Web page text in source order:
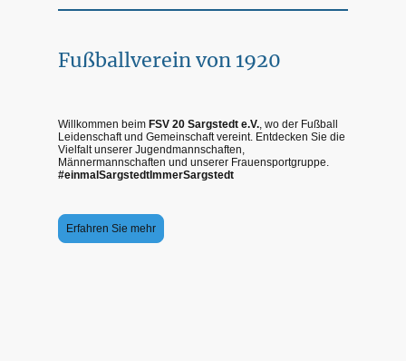
Fußballverein von 1920
Willkommen beim FSV 20 Sargstedt e.V. , wo der Fußball
Leidenschaft und Gemeinschaft vereint. Entdecken Sie die
Vielfalt unserer Jugendmannschaften,
Männermannschaften und unserer Frauensportgruppe.
#einmalSargstedtImmerSargstedt
Erfahren Sie mehr